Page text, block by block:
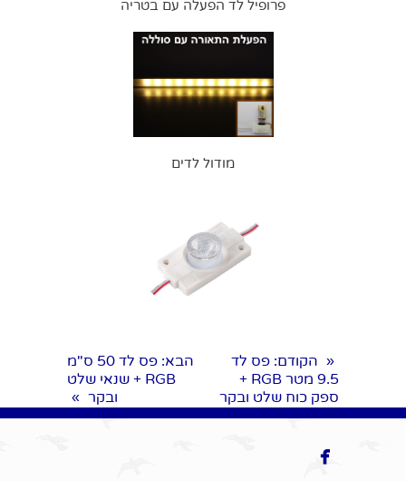
פרופיל לד הפעלה עם בטריה
מודול לדים
« הקודם: פס לד
9.5 מטר RGB +
ספק כוח שלט ובקר
הבא
: פס לד 50 ס"מ
RGB + שנאי שלט
ובקר »
